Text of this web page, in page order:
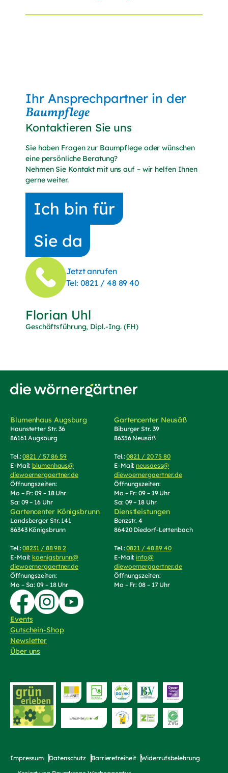
Ihr Ansprechpartner in der
Baumpflege
Kontaktieren Sie uns
Sie haben Fragen zur Baumpflege oder wünschen
eine persönliche Beratung?
Nehmen Sie Kontakt mit uns auf – wir helfen Ihnen
gerne weiter.
Ich bin für
Sie da
Jetzt anrufen
Tel: 0821 / 48 89 40
(Telefonnummer anrufen)
Florian Uhl
Geschäftsführung, Dipl.-Ing. (FH)
Zur Startseite von Die Wörnergärtner
Zur Facebook-Seite von Die Wörnergärtner
Zur Instagram-Seite von die Wörnergärtner
Zum YouTube-Kanal von Die Wörnergärtner
Events
Gutschein-Shop(externer Link, öffnet in neuem Tab)
Newsletter
Über uns
Blumenhaus Augsburg
Haunstetter Str. 36
86161 Augsburg
Tel.:0821 / 57 86 59(Telefonnummer anrufen)
E-Mail:blumenhaus@
diewoernergaertner.de(E-Mail schreiben, öffnet Mail-Programm)
Öffnungszeiten:
Mo – Fr: 09 – 18 Uhr
Sa: 09 – 16 Uhr
Gartencenter Neusäß
Biburger Str. 39
86356 Neusäß
Tel.:0821 / 20 75 80(Telefonnummer
E-Mail:neusaess@
diewoernergaertner.de(E-Mail
Öffnungszeiten:
Mo – Fr: 09 – 19 Uhr
Sa: 09 – 18 Uhr
Gartencenter Königsbrunn
Landsberger Str. 141
86343 Königsbrunn
Tel.:08231 / 88 98 2 (Telefonnummer anrufen)
E-Mail:koenigsbrunn@
diewoernergaertner.de(E-Mail schreiben, öffnet Mail-Programm)
Öffnungszeiten:
Mo – Sa: 09 – 18 Uhr
Dienstleistungen
Benzstr. 4
86420 Diedorf-Lettenbach
Tel.:0821 / 48 89 40(Telefonnummer
E-Mail: info@
diewoernergaertner.de(E-Mail
Öffnungszeiten:
Mo – Fr: 08 – 17 Uhr
Zur Website von "grün erleben"
Zur Website
bayerischer
Zur Website von die Raumbegrüner
Impressum Datenschutz Barrierefreiheit Widerrufsbelehrung